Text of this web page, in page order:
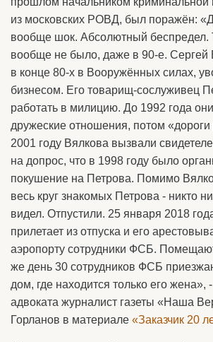
из московских РОВД, был поражён:
вообще шок. Абсолютный беспредел.
вообще не было, даже в 90-е. Сергей
в конце 80-х в Вооружённых силах,
бизнесом. Его товарищ-сослуживец
работать в милицию. До 1992 года
дружеские отношения, потом
2001 году Вялкова вызвали
на допрос, что в 1998 году было
покушение на Петрова. Помимо
весь круг знакомых Петрова - никто
видел. Отпустили. 25 января 2018
прилетает из отпуска и его
аэропорту сотрудники ФСБ.
же день 30 сотрудников ФСБ
дом, где находится только его жена»,
адвоката журналист газеты «Наша
Горланов в материале «Заказчик 20